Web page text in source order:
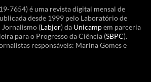
7654) é uma revista digital mensal de
desde 1999 pelo Laboratório de
Jornalismo (Labjor) da Unicampem parceria
para o Progresso da Ciência (SBPC).
responsáveis: Marina Gomes e